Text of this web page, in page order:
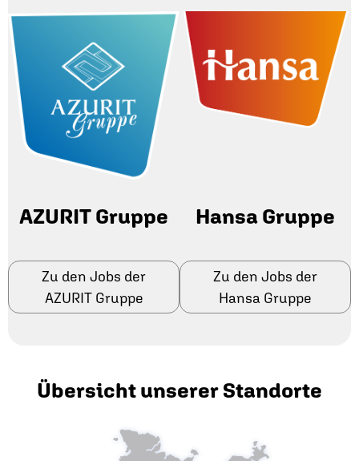
AZURIT Gruppe
Zu den Jobs der
AZURIT Gruppe
Hansa Gruppe
Zu den Jobs der
Hansa Gruppe
Übersicht unserer Standorte